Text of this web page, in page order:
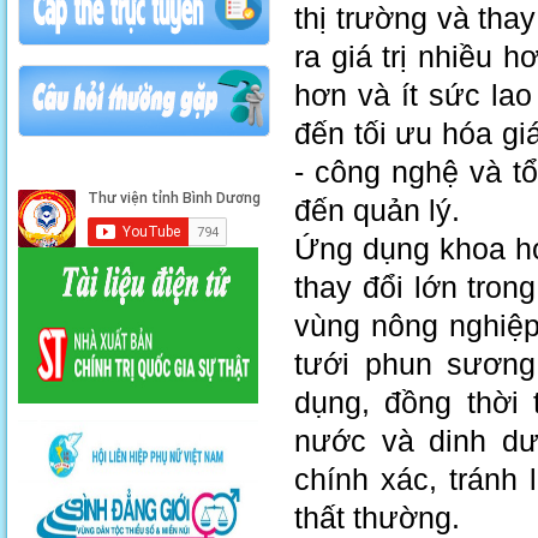
thị trường và
ra giá trị nhiều
hơn và ít sức lao
đến tối ưu hóa
- công nghệ và
đến quản lý.
Ứng dụng khoa
thay đổi lớn
vùng nông
tưới phun
dụng, đồng thời
nước và dinh
chính xác, tránh
thất thường.